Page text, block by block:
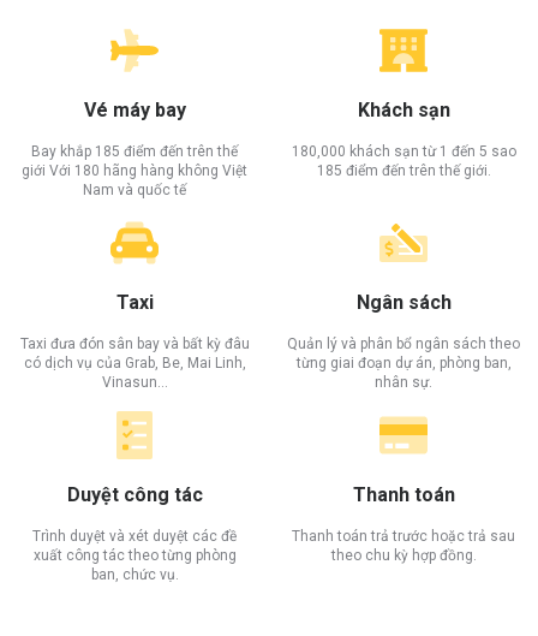
Vé máy bay
Bay khắp 185 điểm đến trên thế
giới Với 180 hãng hàng không Việt
Nam và quốc tế
Khách sạn
180,000 khách sạn từ 1 đến 5 sao
185 điểm đến trên thế giới.
Taxi
Taxi đưa đón sân bay và bất kỳ đâu
có dịch vụ của Grab, Be, Mai Linh,
Vinasun…
Ngân sách
Quản lý và phân bổ ngân sách theo
từng giai đoạn dự án, phòng ban,
nhân sự.
Duyệt công tác
Trình duyệt và xét duyệt các đề
xuất công tác theo từng phòng
ban, chức vụ.
Thanh toán
Thanh toán trả trước hoặc trả sau
theo chu kỳ hợp đồng.